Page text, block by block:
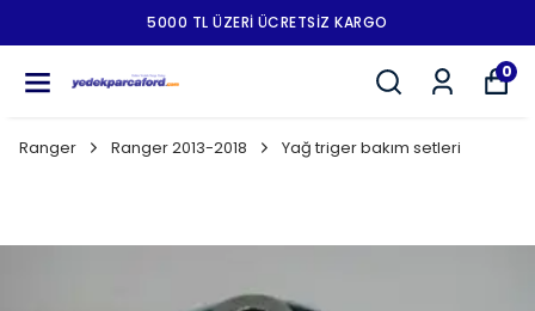
5000 TL ÜZERI ÜCRETSIZ KARGO
0
Ranger Ranger 2013-2018 Yağ triger bakım setleri